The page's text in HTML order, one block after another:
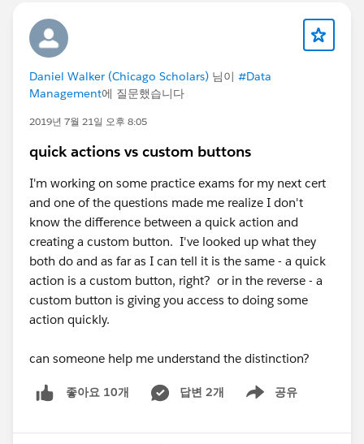
Daniel Walker (Chicago Scholars) 님이 #Data
Management에 질문했습니다
2019년 7월 21일 오후 8:05
quick actions vs custom buttons
I'm working on some practice exams for my next cert
and one of the questions made me realize I don't
know the difference between a quick action and
creating a custom button. I've looked up what they
both do and as far as I can tell it is the same - a quick
action is a custom button, right? or in the reverse - a
custom button is giving you access to doing some
action quickly.
can someone help me understand the distinction?
좋아요 10개 답변 2개 공유
Show menu